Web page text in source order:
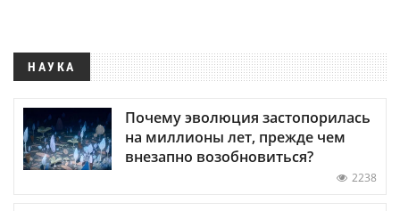
НАУКА
Почему эволюция застопорилась
на миллионы лет, прежде чем
внезапно возобновиться?
2238